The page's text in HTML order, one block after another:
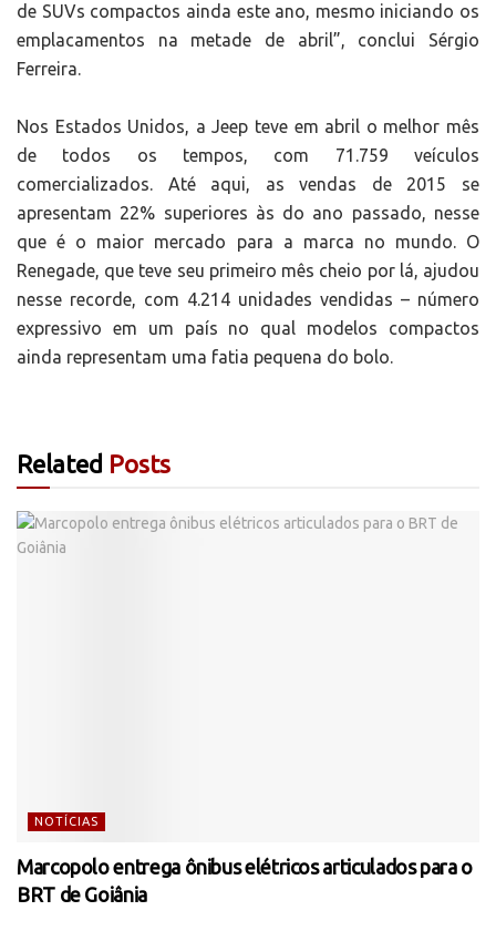
de SUVs compactos ainda este ano, mesmo iniciando os
emplacamentos na metade de abril”, conclui Sérgio
Ferreira.
Nos Estados Unidos, a Jeep teve em abril o melhor mês
de todos os tempos, com 71.759 veículos
comercializados. Até aqui, as vendas de 2015 se
apresentam 22% superiores às do ano passado, nesse
que é o maior mercado para a marca no mundo. O
Renegade, que teve seu primeiro mês cheio por lá, ajudou
nesse recorde, com 4.214 unidades vendidas – número
expressivo em um país no qual modelos compactos
ainda representam uma fatia pequena do bolo.
Related Posts
NOTÍCIAS
Marcopolo entrega ônibus elétricos articulados para o
BRT de Goiânia